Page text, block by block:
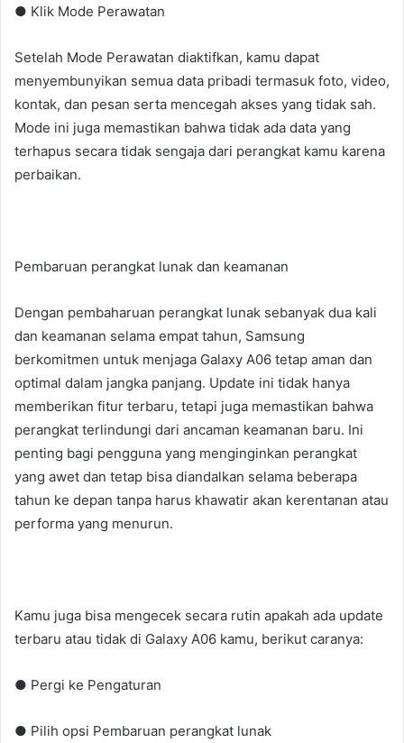
● Klik Mode Perawatan
Setelah Mode Perawatan diaktifkan, kamu dapat
menyembunyikan semua data pribadi termasuk foto, video,
kontak, dan pesan serta mencegah akses yang tidak sah.
Mode ini juga memastikan bahwa tidak ada data yang
terhapus secara tidak sengaja dari perangkat kamu karena
perbaikan.
Pembaruan perangkat lunak dan keamanan
Dengan pembaharuan perangkat lunak sebanyak dua kali
dan keamanan selama empat tahun, Samsung
berkomitmen untuk menjaga Galaxy A06 tetap aman dan
optimal dalam jangka panjang. Update ini tidak hanya
memberikan fitur terbaru, tetapi juga memastikan bahwa
perangkat terlindungi dari ancaman keamanan baru. Ini
penting bagi pengguna yang menginginkan perangkat
yang awet dan tetap bisa diandalkan selama beberapa
tahun ke depan tanpa harus khawatir akan kerentanan atau
performa yang menurun.
Kamu juga bisa mengecek secara rutin apakah ada update
terbaru atau tidak di Galaxy A06 kamu, berikut caranya:
● Pergi ke Pengaturan
● Pilih opsi Pembaruan perangkat lunak